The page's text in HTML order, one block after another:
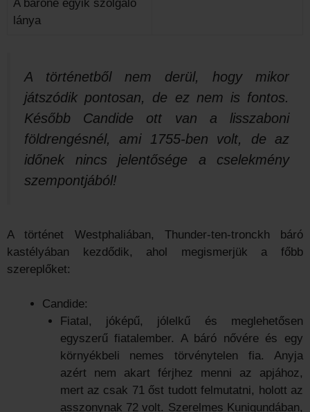
A báróné egyik szolgáló
lánya
A történetből nem derül, hogy mikor
játszódik pontosan, de ez nem is fontos.
Később Candide ott van a lisszaboni
földrengésnél, ami 1755-ben volt, de az
időnek nincs jelentősége a cselekmény
szempontjából!
A történet Westphaliában, Thunder-ten-tronckh báró
kastélyában kezdődik, ahol megismerjük a főbb
szereplőket:
Candide:
Fiatal, jóképű, jólelkű és meglehetősen
egyszerű fiatalember. A báró nővére és egy
környékbeli nemes törvénytelen fia. Anyja
azért nem akart férjhez menni az apjához,
mert az csak 71 őst tudott felmutatni, holott az
asszonynak 72 volt. Szerelmes Kunigundában,